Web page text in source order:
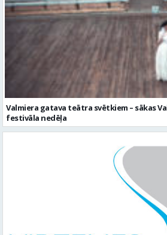
Valmiera gatava teātra svētkiem – sākas
festivāla nedēļa